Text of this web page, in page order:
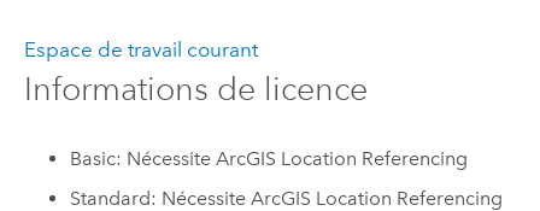
Espace de travail courant
Informations de licence
Basic: Nécessite ArcGIS Location Referencing
Standard: Nécessite ArcGIS Location Referencing